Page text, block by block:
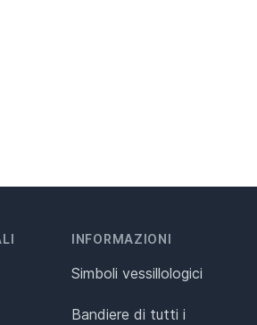
INFORMAZIONI
Simboli vessillologici
Bandiere di tutti i